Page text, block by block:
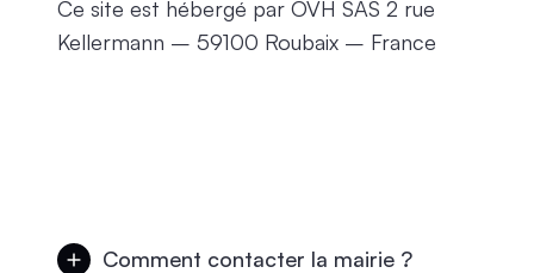
Ce site est hébergé par OVH SAS 2 rue
Kellermann – 59100 Roubaix – France
Comment contacter la mairie ?